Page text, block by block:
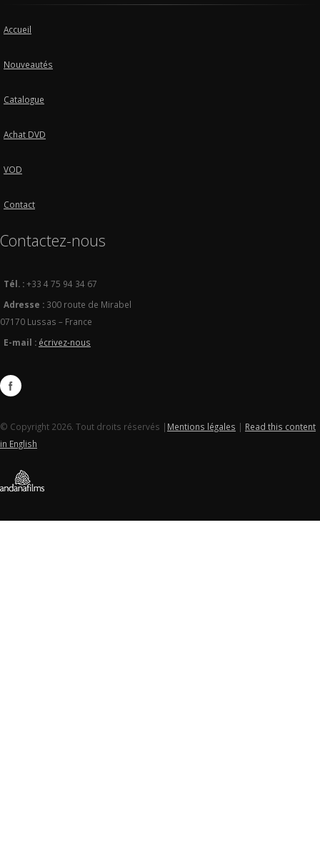
Accueil
Nouveautés
Catalogue
Achat DVD
VOD
Contact
Contactez-nous
Tél. :+33 4 75 94 34 67
Adresse : 300 route de Mirabel
07170 Lussas – France
E-mail : écrivez-nous
© Copyright 2026. Tout droits réservés | Mentions légales | Read this content
in English